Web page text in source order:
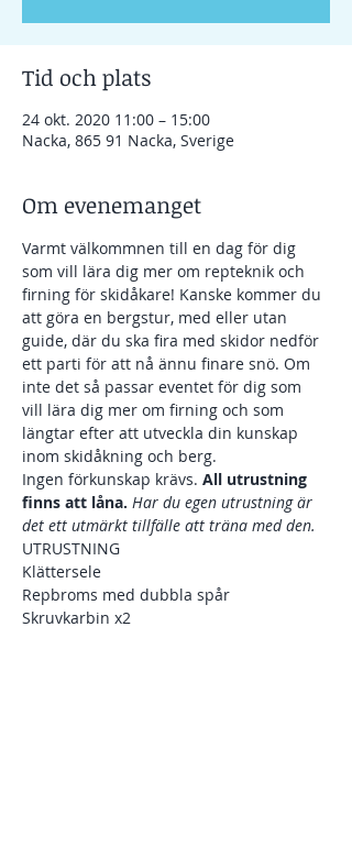
Tid och plats
24 okt. 2020 11:00 – 15:00
Nacka, 865 91 Nacka, Sverige
Om evenemanget
Varmt välkommnen till en dag för dig
som vill lära dig mer om repteknik och
firning för skidåkare! Kanske kommer du
att göra en bergstur, med eller utan
guide, där du ska fira med skidor nedför
ett parti för att nå ännu finare snö. Om
inte det så passar eventet för dig som
vill lära dig mer om firning och som
längtar efter att utveckla din kunskap
inom skidåkning och berg.
Ingen förkunskap krävs. All utrustning
finns att låna. Har du egen utrustning är
det ett utmärkt tillfälle att träna med den.
UTRUSTNING
Klättersele
Repbroms med dubbla spår
Skruvkarbin x2